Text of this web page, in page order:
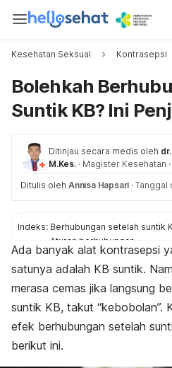
Kesehatan Seksual Kontrasepsi
Bolehkah
Suntik KB? Ini
Ditinjau secara medis oleh
M.Kes. · Magister Kesehatan ·
Ditulis oleh Annisa Hapsari · Tanggal
Indeks: Berhubungan setelah suntik
Aturan berhubungan
Aturan lainnya
Ada banyak alat kontrasepsi
satunya adalah KB suntik.
merasa cemas jika langsung
suntik KB, takut “kebobolan”.
efek berhubungan setelah
berikut ini.